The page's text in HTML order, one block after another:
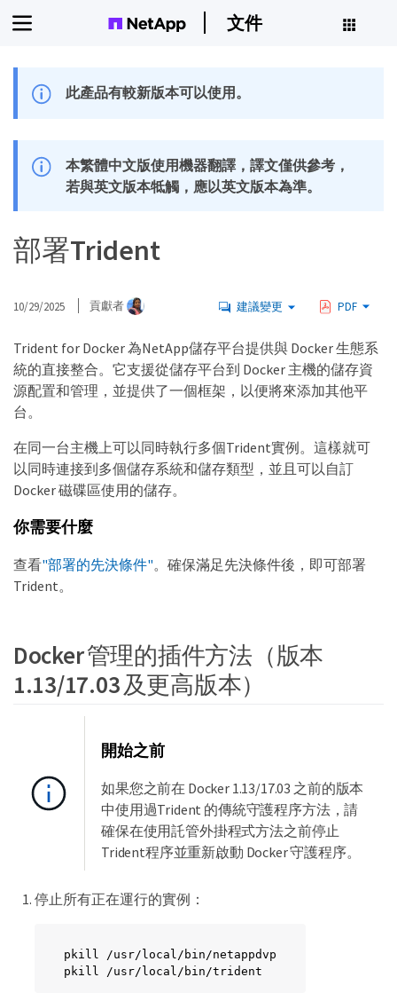
文件
此產品有較新版本可以使用。
本繁體中文版使用機器翻譯，譯文僅供參考，
若與英文版本牴觸，應以英文版本為準。
部署Trident
10/29/2025 貢獻者 建議變更 PDF
Trident for Docker 為NetApp儲存平台提供與 Docker 生態系
統的直接整合。它支援從儲存平台到 Docker 主機的儲存資
源配置和管理，並提供了一個框架，以便將來添加其他平
台。
在同一台主機上可以同時執行多個Trident實例。這樣就可
以同時連接到多個儲存系統和儲存類型，並且可以自訂
Docker 磁碟區使用的儲存。
你需要什麼
查看"部署的先決條件"。確保滿足先決條件後，即可部署
Trident。
Docker 管理的插件方法（版本
1.13/17.03 及更高版本）
開始之前
如果您之前在 Docker 1.13/17.03 之前的版本
中使用過Trident 的傳統守護程序方法，請
確保在使用託管外掛程式方法之前停止
Trident程序並重新啟動 Docker 守護程序。
停止所有正在運行的實例：
pkill /usr/local/bin/netappdvp
pkill /usr/local/bin/trident